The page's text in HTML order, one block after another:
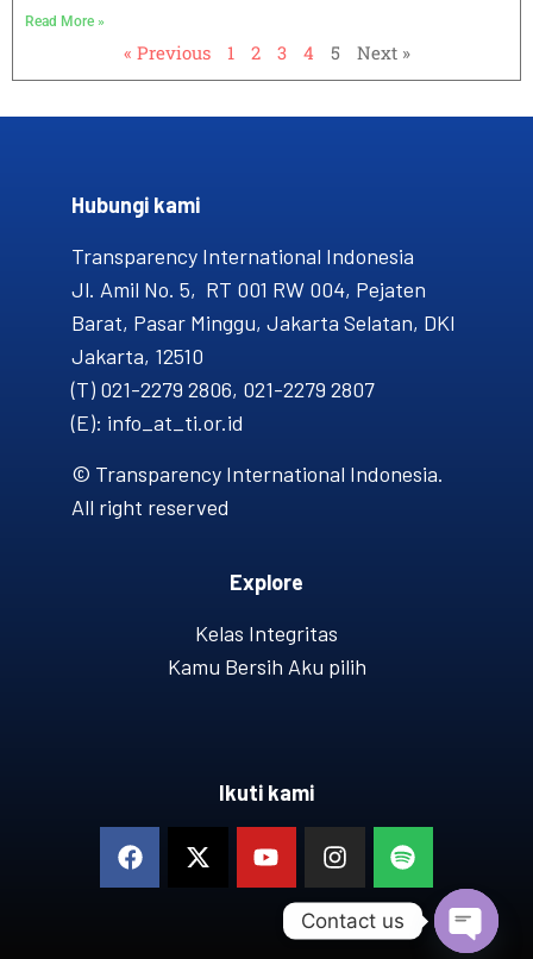
Read More »
« Previous 1 2 3 4 5 Next »
Hubungi kami​
Transparency International Indonesia
Jl. Amil No. 5, RT 001 RW 004, Pejaten
Barat, Pasar Minggu, Jakarta Selatan, DKI
Jakarta, 12510
(T) 021-2279 2806, 021-2279 2807
(E): info_at_ti.or.id
© Transparency International Indonesia.
All right reserved
Explore
Kelas Integritas
Kamu Bersih Aku pilih
Ikuti kami
Contact us